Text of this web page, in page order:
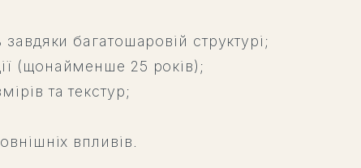
завдяки багатошаровій структурі;
(щонайменше 25 років);
та текстур;
впливів.